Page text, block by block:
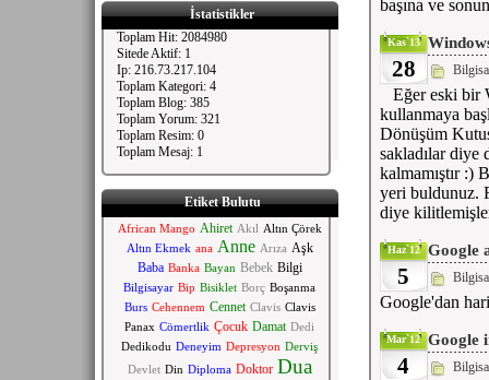
İstatistikler
Toplam Hit: 2084980
Sitede Aktif: 1
Ip: 216.73.217.104
Toplam Kategori: 4
Toplam Blog: 385
Toplam Yorum: 321
Toplam Resim: 0
Toplam Mesaj: 1
Etiket Bulutu
African Mango Ahiret Akıl Altın Çörek
Altın Ekmek ana Anne Arıza Aşk
Baba Banka Bayan Bebek Bilgi
Bilgisayar Bip Bisiklet Borç Boşanma
Burs Cehennem Cennet Clavis Clavis
Panax Cömertlik Çocuk Damat Dedi
Dedikodu Deneyim Depresyon Derviş
Devlet Din Diploma Doktor Dua
başına ve
Kas`13
28
Eğer eski bir
kullanmaya
Dönüşüm
sakladılar diye
kalmamıştır :)
yeri buldunuz.
diye
Haz`12
5
Google
Google'dan
Mar`12
4
Google